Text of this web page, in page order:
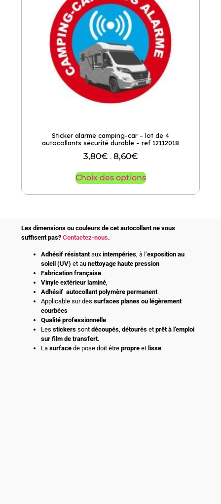
Sticker alarme camping-car – lot de 4
autocollants sécurité durable – ref 12112018
3,80€ – 8,60€
Choix des options
Les dimensions ou couleurs de cet autocollant ne vous
suffisent pas? Contactez-nous.
Adhésif résistantaux intempéries, à l’exposition au
soleil (UV) et au nettoyage haute pression
Fabrication française
Vinyle extérieur laminé,
Adhésif autocollant polymère permanent
Applicable sur des surfaces planes ou légèrement
courbées
Qualité professionnelle
Les stickerssont découpés, détouréset prêt à l’emploi
sur film de transfert.
La surfacede pose doit être propreet lisse.